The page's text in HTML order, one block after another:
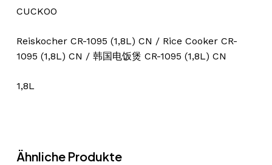
CUCKOO
Reiskocher CR-1095 (1,8L) CN / Rice Cooker CR-
1095 (1,8L) CN / 韩国电饭煲 CR-1095 (1,8L) CN
1,8L
Ähnliche Produkte